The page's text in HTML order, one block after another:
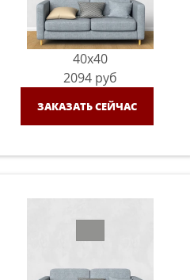
40x40
2094 руб
ЗАКАЗАТЬ СЕЙЧАС